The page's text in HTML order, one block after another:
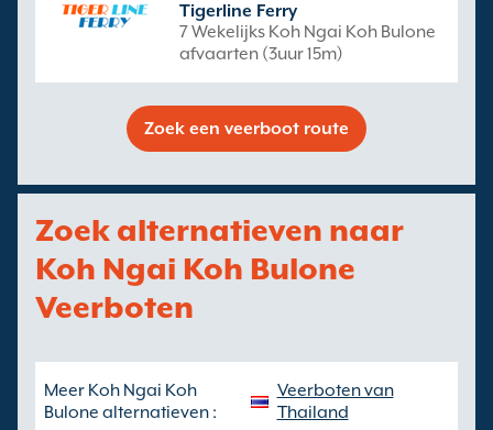
Tigerline Ferry
7 Wekelijks Koh Ngai Koh Bulone
afvaarten (3uur 15m)
Zoek een veerboot route
Zoek alternatieven naar
Koh Ngai Koh Bulone
Veerboten
Meer Koh Ngai Koh
Bulone alternatieven :
Veerboten van
Thailand